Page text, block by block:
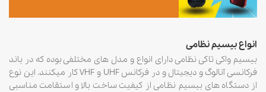
انواع بیسیم نظامی
بیسیم واکی تاکی نظامی دارای انواع و مدل های مختلفی بوده که در باند
فرکانسی آنالوگ و دیجیتال و در فرکانس ‏UHF و VHF کار میکنند. این نوع
از دستگاه های بیسیم نظامی از کیفیت ساخت بالا و استقامت مناسبی